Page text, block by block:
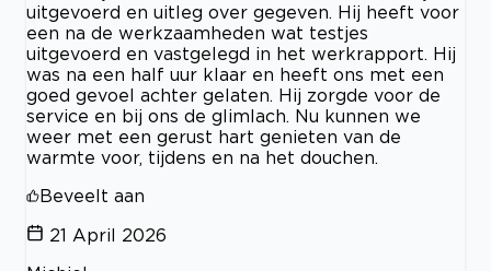
uitgevoerd en uitleg over gegeven. Hij heeft voor
een na de werkzaamheden wat testjes
uitgevoerd en vastgelegd in het werkrapport. Hij
was na een half uur klaar en heeft ons met een
goed gevoel achter gelaten. Hij zorgde voor de
service en bij ons de glimlach. Nu kunnen we
weer met een gerust hart genieten van de
warmte voor, tijdens en na het douchen.
Beveelt aan
21 April 2026